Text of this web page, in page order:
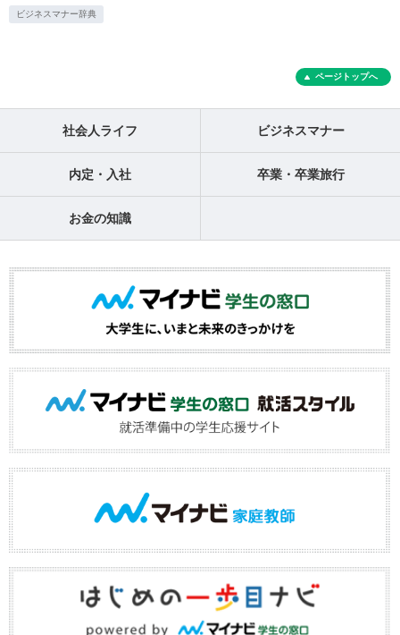
ビジネスマナー辞典
ページトップへ
社会人ライフ ビジネスマナー
内定・入社 卒業・卒業旅行
お金の知識